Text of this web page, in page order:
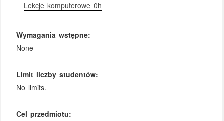
Lekcje komputerowe 0h
Wymagania wstępne:
None
Limit liczby studentów:
No limits.
Cel przedmiotu: